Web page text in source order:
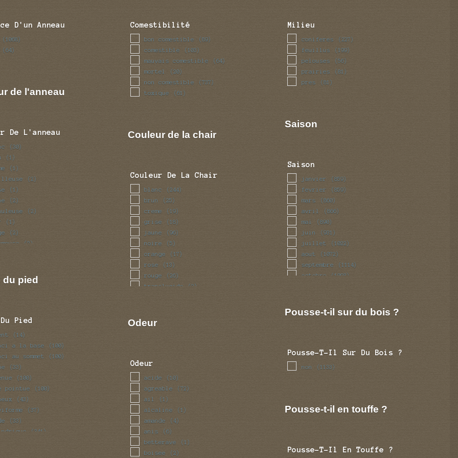
D'un Anneau
(1068)
(64)
de l'anneau
De L'anneau
(30)
(1)
(1)
(2)
(1)
(2)
(2)
(1)
(2)
(2)
du pied
Pied
(14)
a la base (100)
au sommet (100)
(33)
(100)
pointue (100)
(43)
(37)
(33)
(341)
Comestibilité
bon comestible (89)
comestible (103)
mauvais comestible (64)
mortel (20)
non comestible (737)
toxique (61)
Couleur de la chair
Couleur De La Chair
blanc (244)
brun (25)
creme (19)
grise (18)
jaune (96)
noire (5)
orange (17)
rose (13)
rouge (26)
translucide (2)
Odeur
Odeur
acide (10)
agreable (72)
ail (1)
alcaline (1)
amande (4)
anis (6)
betterave (1)
boisee (2)
Milieu
coniferes (227)
feuillus (199)
pelouses (56)
prairies (81)
pres (81)
Saison
Saison
janvier (859)
fevrier (859)
mars (860)
avril (866)
mai (890)
juin (931)
juillet (1022)
aout (1072)
septembre (1114)
octobre (1093)
Pousse-t-il sur du bois ?
Pousse-T-Il Sur Du Bois ?
non (1133)
Pousse-t-il en touffe ?
Pousse-T-Il En Touffe ?